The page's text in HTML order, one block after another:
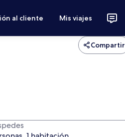
al cliente Mis viajes
Compartir